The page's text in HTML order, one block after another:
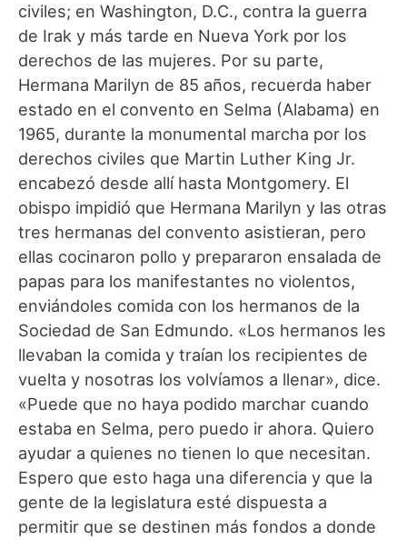
civiles; en Washington, D.C., contra la guerra
de Irak y más tarde en Nueva York por los
derechos de las mujeres. Por su parte,
Hermana Marilyn de 85 años, recuerda haber
estado en el convento en Selma (Alabama) en
1965, durante la monumental marcha por los
derechos civiles que Martin Luther King Jr.
encabezó desde allí hasta Montgomery. El
obispo impidió que Hermana Marilyn y las otras
tres hermanas del convento asistieran, pero
ellas cocinaron pollo y prepararon ensalada de
papas para los manifestantes no violentos,
enviándoles comida con los hermanos de la
Sociedad de San Edmundo. «Los hermanos les
llevaban la comida y traían los recipientes de
vuelta y nosotras los volvíamos a llenar», dice.
«Puede que no haya podido marchar cuando
estaba en Selma, pero puedo ir ahora. Quiero
ayudar a quienes no tienen lo que necesitan.
Espero que esto haga una diferencia y que la
gente de la legislatura esté dispuesta a
permitir que se destinen más fondos a donde